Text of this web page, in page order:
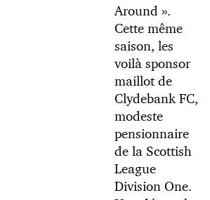
Around ».
Cette même
saison, les
voilà sponsor
maillot de
Clydebank FC,
modeste
pensionnaire
de la Scottish
League
Division One.